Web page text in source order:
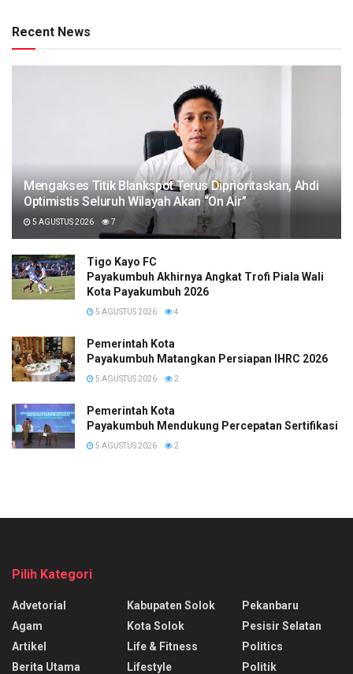
Recent News
Mengakses Titik Blankspot Terus Diprioritaskan, Ahdi
Optimistis Seluruh Wilayah Akan “On Air”
5 AGUSTUS 2026 7
Tigo Kayo FC
Payakumbuh Akhirnya Angkat Trofi Piala Wali
Kota Payakumbuh 2026
5 AGUSTUS 2026 4
Pemerintah Kota
Payakumbuh Matangkan Persiapan IHRC 2026
5 AGUSTUS 2026 2
Pemerintah Kota
Payakumbuh Mendukung Percepatan Sertifikasi
5 AGUSTUS 2026 2
Pilih Kategori
Advetorial
Agam
Artikel
Berita Utama
Kabupaten Solok
Kota Solok
Life & Fitness
Lifestyle
Pekanbaru
Pesisir Selatan
Politics
Politik